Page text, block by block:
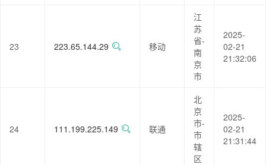
23 223.65.144.29 移动
江
苏
省-
南
京
市
2025-
02-21
21:32:06
24 111.199.225.149 联通
北
京
市-
市
辖
区
2025-
02-21
21:31:44